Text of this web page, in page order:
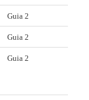
Guia 2
Guia 2
Guia 2